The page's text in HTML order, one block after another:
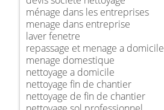
ménage dans les entreprises
menage dans entreprise
laver fenetre
repassage et menage a domicile
menage domestique
nettoyage a domicile
nettoyage fin de chantier
nettoyage de fin de chantier